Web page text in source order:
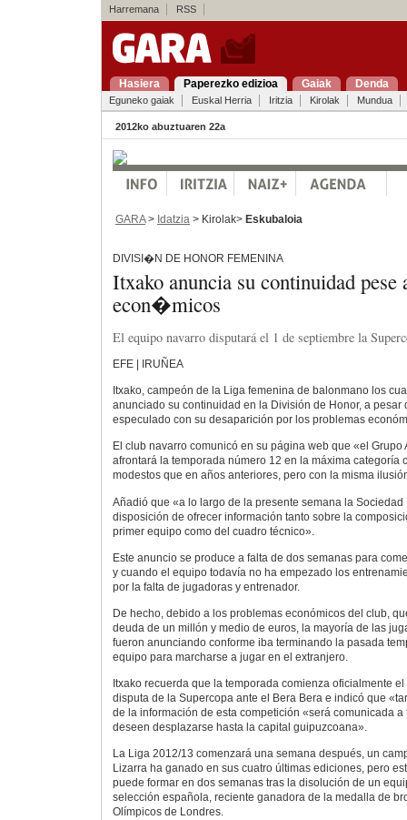
Harremana RSS
Hasiera Paperezko edizioa Gaiak Denda
Eguneko gaiak Euskal Herria Iritzia Kirolak Mundua
2012ko abuztuaren 22a
GARA> Idatzia > Kirolak> Eskubaloia
DIVISI�N DE HONOR FEMENINA
Itxako anuncia su continuidad pese
econ�micos
El equipo navarro disputará el 1 de septiembre la
EFE | IRUÑEA
Itxako, campeón de la Liga femenina de balonmano los
anunciado su continuidad en la División de Honor, a pesar
especulado con su desaparición por los problemas
El club navarro comunicó en su página web que «el Grupo
afrontará la temporada número 12 en la máxima categoría
modestos que en años anteriores, pero con la misma
Añadió que «a lo largo de la presente semana la Sociedad
disposición de ofrecer información tanto sobre la
primer equipo como del cuadro técnico».
Este anuncio se produce a falta de dos semanas para
y cuando el equipo todavía no ha empezado los
por la falta de jugadoras y entrenador.
De hecho, debido a los problemas económicos del club,
deuda de un millón y medio de euros, la mayoría de las
fueron anunciando conforme iba terminando la pasada
equipo para marcharse a jugar en el extranjero.
Itxako recuerda que la temporada comienza oficialmente
disputa de la Supercopa ante el Bera Bera e indicó que
de la información de esta competición «será comunicada
deseen desplazarse hasta la capital guipuzcoana».
La Liga 2012/13 comenzará una semana después, un
Lizarra ha ganado en sus cuatro últimas ediciones, pero
puede formar en dos semanas tras la disolución de un
selección española, reciente ganadora de la medalla de
Olímpicos de Londres.